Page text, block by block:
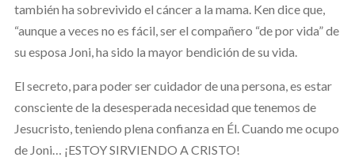
también ha sobrevivido el cáncer a la mama. Ken dice que,
“aunque a veces no es fácil, ser el compañero “de por vida” de
su esposa Joni, ha sido la mayor bendición de su vida.
El secreto, para poder ser cuidador de una persona, es estar
consciente de la desesperada necesidad que tenemos de
Jesucristo, teniendo plena confianza en Él. Cuando me ocupo
de Joni… ¡ESTOY SIRVIENDO A CRISTO!